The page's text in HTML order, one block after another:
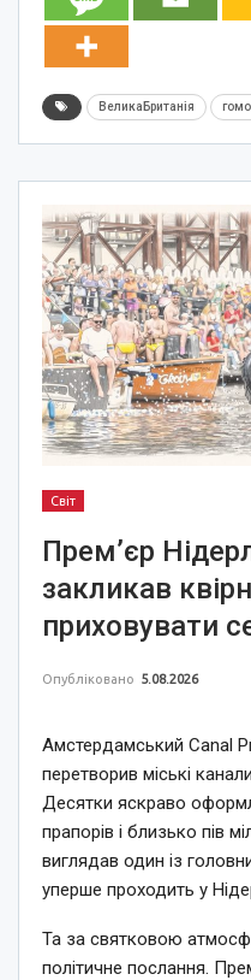
ВеликаБританія
Світ
Прем’єр
закликав
приховувати
Опубліковано 5.08.2026
Амстердамський Canal
перетворив міські
Десятки яскраво
прапорів і близько пів
виглядав один із
уперше проходить у
Та за святковою
політичне послання.